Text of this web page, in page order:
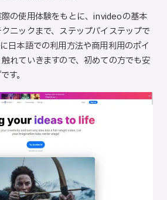
の使用体験をもとに、invideoの基本
ニックまで、ステップバイステップで
日本語での利用方法や商用利用のポイ
れていきますので、初めての方でも安
す。